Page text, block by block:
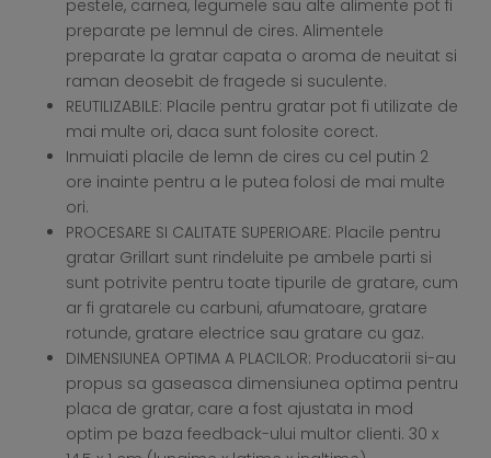
pestele, carnea, legumele sau alte alimente pot fi
preparate pe lemnul de cires. Alimentele
preparate la gratar capata o aroma de neuitat si
raman deosebit de fragede si suculente.
REUTILIZABILE: Placile pentru gratar pot fi utilizate de
mai multe ori, daca sunt folosite corect.
Inmuiati placile de lemn de cires cu cel putin 2
ore inainte pentru a le putea folosi de mai multe
ori.
PROCESARE SI CALITATE SUPERIOARE: Placile pentru
gratar Grillart sunt rindeluite pe ambele parti si
sunt potrivite pentru toate tipurile de gratare, cum
ar fi gratarele cu carbuni, afumatoare, gratare
rotunde, gratare electrice sau gratare cu gaz.
DIMENSIUNEA OPTIMA A PLACILOR: Producatorii si-au
propus sa gaseasca dimensiunea optima pentru
placa de gratar, care a fost ajustata in mod
optim pe baza feedback-ului multor clienti. 30 x